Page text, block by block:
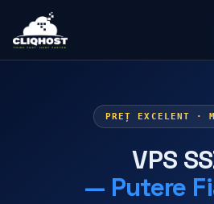
PREȚ EXCELENT ·
VPS
— Putere